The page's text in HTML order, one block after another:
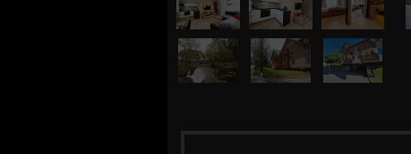
wykorzystywana w celu
dane osobowe
lub inne dane osobowe,
Administrator.
Informacje te nie zawierają
Regulaminem oraz zgodnie z